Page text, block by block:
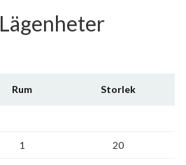
Lägenheter
Rum Storlek
1 20